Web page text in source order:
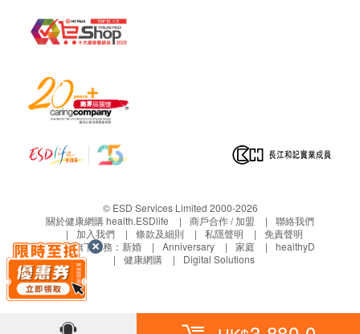
球蛋白
白蛋白及球蛋白比率
谷丙轉氨酶
丙種谷氨基轉移酵素
鹼性磷酸酶
腎功能
尿素
鉀
氯化物
估計腎絲球過濾速率
用。
如個別人士有特別醫療需求，會保留按情況徵收額
柏氏抹片檢查適合有性經驗女士使用。
經期期間不能進行柏氏抹片檢查及大小便化驗。
化驗，需在１個月內補交。
所有健康檢查/服務並非作為醫務診斷或治療用
途。當閣下身體健康出現任何疾病徵兆時，應立即
諮詢有認可資格的醫生，作出診斷及治療。
本服務/產品由商戶提供。生活易【健康網購
health.ESDlife】並沒有經營或提供本服務/產品。
有關此服務/產品的錯漏或延誤，或因使用此服務/
© ESD Services Limited 2000-2026
關於健康網購 health.ESDlife
商戶合作 / 加盟
聯絡我們
加入我們
條款及細則 私隱聲明
免責聲明
生活易旗下業務： 新婚 Anniversary 家庭
healthyD
健康網購
Digital Solutions